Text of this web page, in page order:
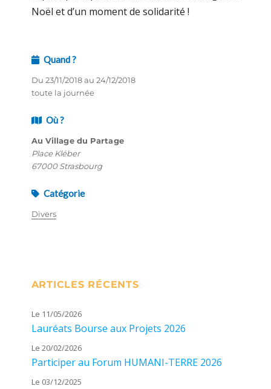
Noël et d’un moment de solidarité !
Quand ?
Du 23/11/2018 au 24/12/2018
toute la journée
Où ?
Au Village du Partage
Place Kléber
67000 Strasbourg
Catégorie
Divers
ARTICLES RÉCENTS
Le 11/05/2026
Lauréats Bourse aux Projets 2026
Le 20/02/2026
Participer au Forum HUMANI-TERRE 2026
Le 03/12/2025